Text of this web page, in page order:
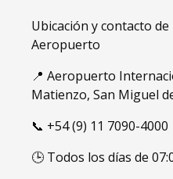
Ubicación y contacto
Aeropuerto
📍 Aeropuerto
Matienzo, San Miguel
📞 +54 (9) 11 7090-4000
🕒 Todos los días de